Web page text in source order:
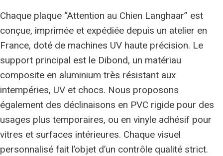
Chaque plaque “Attention au Chien Langhaar” est
conçue, imprimée et expédiée depuis un atelier en
France, doté de machines UV haute précision. Le
support principal est le Dibond, un matériau
composite en aluminium très résistant aux
intempéries, UV et chocs. Nous proposons
également des déclinaisons en PVC rigide pour des
usages plus temporaires, ou en vinyle adhésif pour
vitres et surfaces intérieures. Chaque visuel
personnalisé fait l’objet d’un contrôle qualité strict.